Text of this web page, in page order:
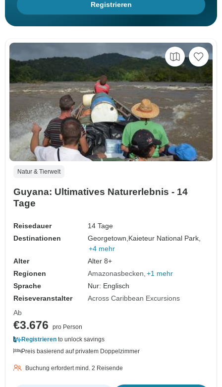
Registrieren
Natur & Tierwelt
Guyana: Ultimatives Naturerlebnis - 14
Tage
Reisedauer
14 Tage
Destinationen
Georgetown,Kaieteur National Park,
+4 mehr
Alter
Alter 8+
Regionen
Amazonasbecken +1 mehr
Sprache
Nur: Englisch
Reiseveranstalter
Across Caribbean Excursions
Ab
€3.676
pro Person
Registrieren to unlock savings
Preis basierend auf privatem Doppelzimmer
Buchung erfordert mind. 2 Reisende